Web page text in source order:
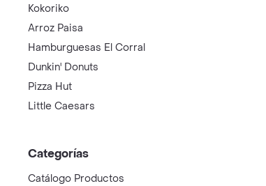
Kokoriko
Arroz Paisa
Hamburguesas El Corral
Dunkin' Donuts
Pizza Hut
Little Caesars
Categorías
Catálogo Productos